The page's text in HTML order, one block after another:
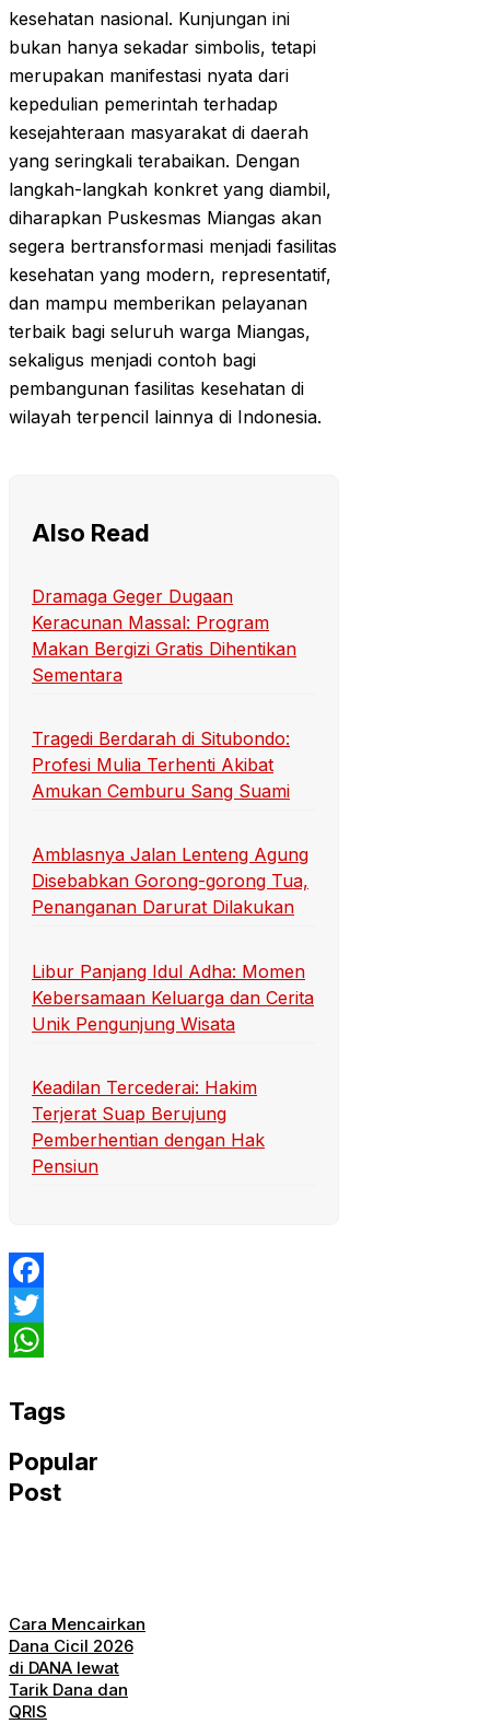
kesehatan nasional. Kunjungan ini
bukan hanya sekadar simbolis, tetapi
merupakan manifestasi nyata dari
kepedulian pemerintah terhadap
kesejahteraan masyarakat di daerah
yang seringkali terabaikan. Dengan
langkah-langkah konkret yang diambil,
diharapkan Puskesmas Miangas akan
segera bertransformasi menjadi fasilitas
kesehatan yang modern, representatif,
dan mampu memberikan pelayanan
terbaik bagi seluruh warga Miangas,
sekaligus menjadi contoh bagi
pembangunan fasilitas kesehatan di
wilayah terpencil lainnya di Indonesia.
Also Read
Dramaga Geger Dugaan
Keracunan Massal: Program
Makan Bergizi Gratis Dihentikan
Sementara
Tragedi Berdarah di Situbondo:
Profesi Mulia Terhenti Akibat
Amukan Cemburu Sang Suami
Amblasnya Jalan Lenteng Agung
Disebabkan Gorong-gorong Tua,
Penanganan Darurat Dilakukan
Libur Panjang Idul Adha: Momen
Kebersamaan Keluarga dan Cerita
Unik Pengunjung Wisata
Keadilan Tercederai: Hakim
Terjerat Suap Berujung
Pemberhentian dengan Hak
Pensiun
Facebook
Twitter
Tags
Popular
Post
Cara Mencairkan
Dana Cicil 2026
di DANA lewat
Tarik Dana dan
QRIS